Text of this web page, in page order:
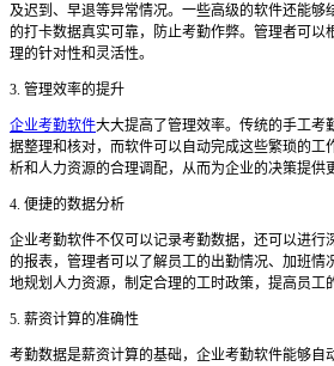
及迟到、早退等异常情况。一些高级的软件还能够
的打卡数据真实可靠，防止考勤作弊。管理者可以
理的针对性和灵活性。
3. 管理效率的提升
企业考勤软件大大提高了管理效率。传统的手工考
据整理和核对，而软件可以自动完成这些繁琐的工
析和人力资源的合理调配，从而为企业的决策提供
4. 便捷的数据分析
企业考勤软件不仅可以记录考勤数据，还可以进行
的报表，管理者可以了解员工的出勤情况、加班情
地规划人力资源，制定合理的工时政策，提高员工
5. 薪资计算的准确性
考勤数据是薪资计算的基础，企业考勤软件能够自